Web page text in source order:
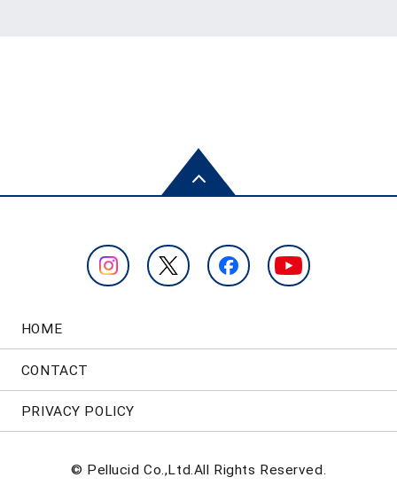
HOME
CONTACT
PRIVACY POLICY
© Pellucid Co.,Ltd.All Rights Reserved.